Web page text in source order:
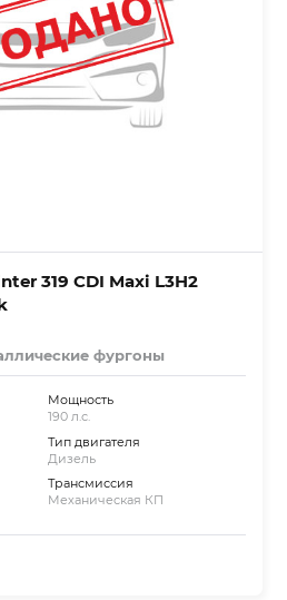
319 CDI Maxi L3H2
фургоны
Мощность
190 л.с.
Тип двигателя
Дизель
Трансмиссия
Механическая КП